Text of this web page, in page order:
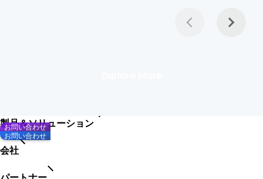
製品＆ソリューション
会社
お問い合わせ
お問い合わせ